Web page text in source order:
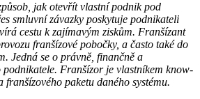
jak otevřít vlastní podnik pod
smluvní závazky poskytuje podnikateli
cestu k zajímavým ziskům. Franšízant
franšízové pobočky, a často také do
Jedná se o právně, finančně a
podnikatele. Franšízor je vlastníkem know-
franšízového paketu daného systému.